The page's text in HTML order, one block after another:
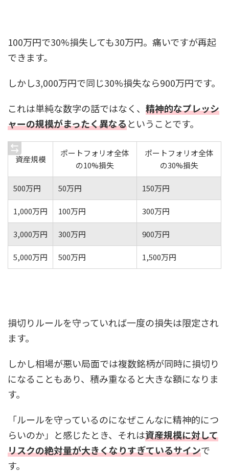
100万円で30%損失しても30万円。痛いですが再起
できます。
しかし3,000万円で同じ30%損失なら900万円です。
これは単純な数字の話ではなく、 精神的なプレッシ
ャーの規模がまったく異なるということです。
資産規模
ポートフォリオ全体
の10%損失
ポートフォリオ全体
の30%損失
500万円 50万円 150万円
1,000万円 100万円 300万円
3,000万円 300万円 900万円
5,000万円 500万円 1,500万円
損切りルールを守っていれば一度の損失は限定され
ます。
しかし相場が悪い局面では複数銘柄が同時に損切り
になることもあり、積み重なると大きな額になりま
す。
「ルールを守っているのになぜこんなに精神的につ
らいのか」と感じたとき、それは資産規模に対して
リスクの絶対量が大きくなりすぎているサインで
す。